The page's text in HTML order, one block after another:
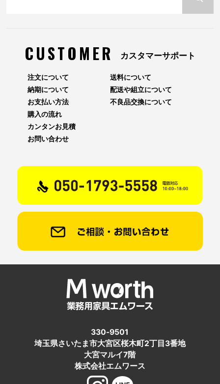
CUSTOMER カスタマーサポート
注文について
納期について
お支払い方法
送料について
配送や組立について
不良品交換について
購入の流れ
カンタンお見積
お問い合わせ
330-9501
埼玉県さいたま市大宮区桜木町2丁目3番地
大宮マルイ7階
株式会社エムワース